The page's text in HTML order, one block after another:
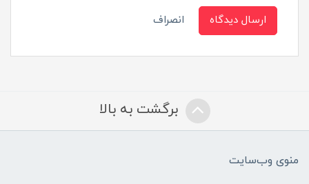
ارسال دیدگاه انصراف
برگشت به بالا
منوی وب‌سایت